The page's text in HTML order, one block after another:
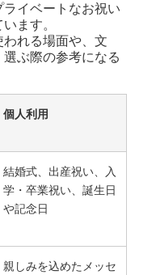
イベートなお祝い
ます。
れる場面や、文
ぶ際の参考になる
個人利用
結婚式、出産祝い、入
学・卒業祝い、誕生日
や記念日
親しみを込めたメッセ